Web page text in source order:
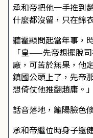
承和帝把他一手推到
什麼都沒留，只在錦
聽霍顯問起當年事，
「皇——先帝想擺脫
廠，可苦於無果，他
鎮國公頭上了，先帝
想倚仗他推翻趙庸。」
話音落地，籬陽臉色
承和帝繼位時身子還